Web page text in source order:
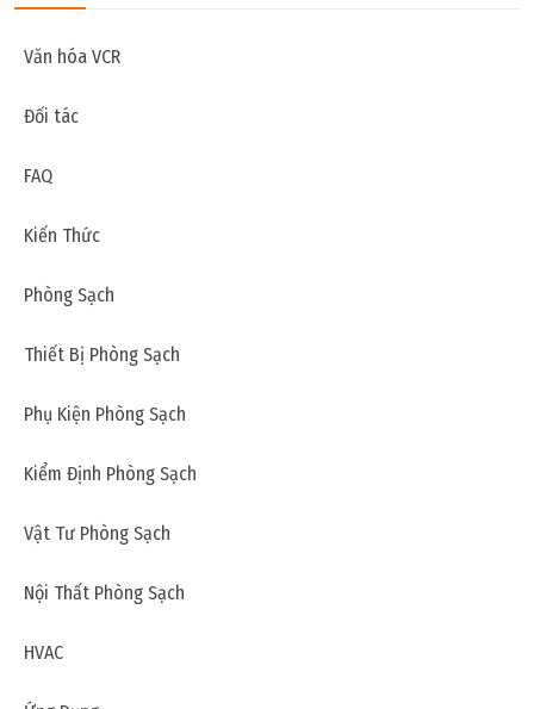
Panel bông khoáng
Ưu điểm và nhược điểm của panel EPS
Văn hóa VCR
Đối tác
FAQ
Kiến Thức
Phòng Sạch
Thiết Bị Phòng Sạch
Phụ Kiện Phòng Sạch
Kiểm Định Phòng Sạch
Vật Tư Phòng Sạch
Nội Thất Phòng Sạch
HVAC